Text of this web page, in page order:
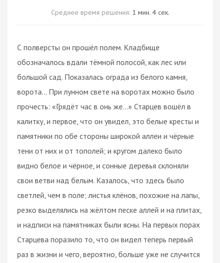
Среднее время решения: 1 мин. 4 сек.
С полверсты он прошёл полем. Кладбище
обозначалось вдали тёмной полосой, как лес или
большой сад. Показалась ограда из белого камня,
ворота… При лунном свете на воротах можно было
прочесть: «Грядёт час в онь же…» Старцев вошёл в
калитку, и первое, что он увидел, это белые кресты и
памятники по обе стороны широкой аллеи и чёрные
тени от них и от тополей; и кругом далеко было
видно белое и чёрное, и сонные деревья склоняли
свои ветви над белым. Казалось, что здесь было
светлей, чем в поле; листья клёнов, похожие на лапы,
резко выделялись на жёлтом песке аллей и на плитах,
и надписи на памятниках были ясны. На первых порах
Старцева поразило то, что он видел теперь первый
раз в жизни и чего, вероятно, больше уже не случится